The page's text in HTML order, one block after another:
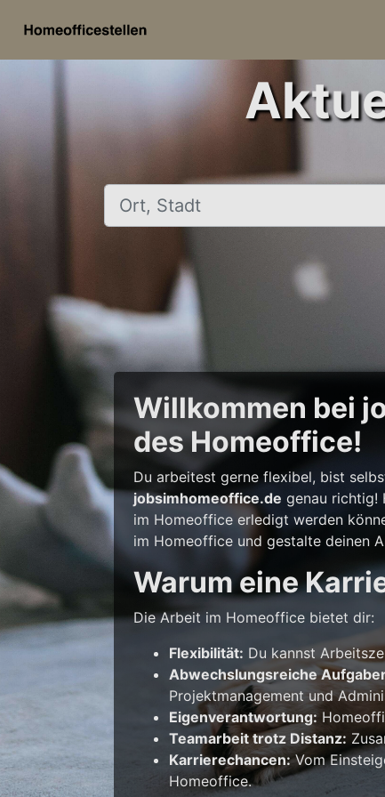
Ort, Stadt
Willkommen bei
des Homeoffice!
Du arbeitest gerne flexibel, bist
jobsimhomeoffice.de genau richtig!
im Homeoffice erledigt werden
im Homeoffice und gestalte deinen
Warum eine
Die Arbeit im Homeoffice bietet dir:
Flexibilität: Du kannst
Abwechslungsreiche
Projektmanagement und
Eigenverantwortung:
Teamarbeit trotz Distanz:
Karrierechancen:Vom
Homeoffice.